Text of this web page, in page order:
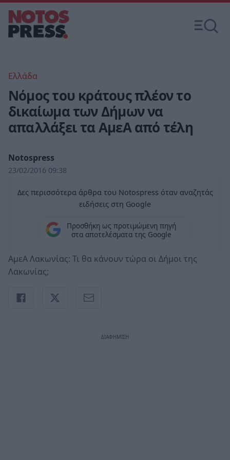
Ελλάδα
Νόμος του κράτους πλέον το
δικαίωμα των Δήμων να
απαλλάξει τα ΑμεΑ από τέλη
Notospress
23/02/2016 09:38
Δες περισσότερα άρθρα του Notospress όταν αναζητάς
ειδήσεις στη Google
Προσθήκη ως προτιμώμενη πηγή
στα αποτελέσματα της Google
ΑμεΑ Λακωνίας: Τι θα κάνουν τώρα οι Δήμοι της
Λακωνίας;